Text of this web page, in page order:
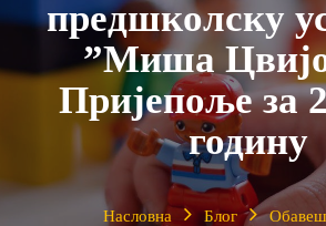
предшколску
”Миша
Пријепоље за
годину
Насловна Блог